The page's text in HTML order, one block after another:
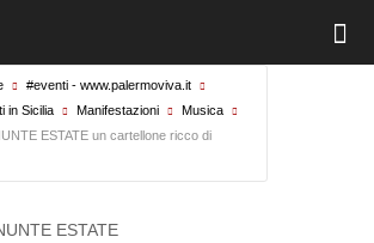
#eventi - www.palermoviva.it
in Sicilia
Manifestazioni
Musica
ESTATE un cartellone ricco di